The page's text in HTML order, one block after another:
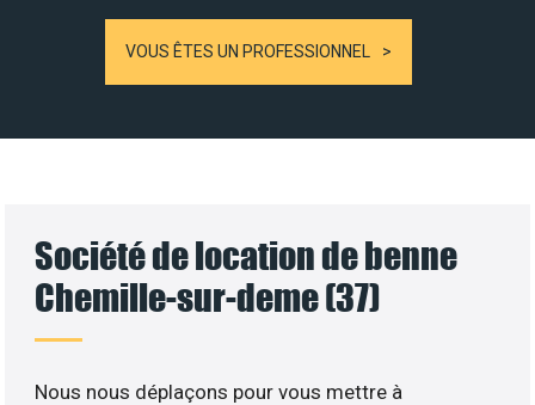
VOUS ÊTES UN PROFESSIONNEL
Société de location de benne
Chemille-sur-deme (37)
Nous nous déplaçons pour vous mettre à